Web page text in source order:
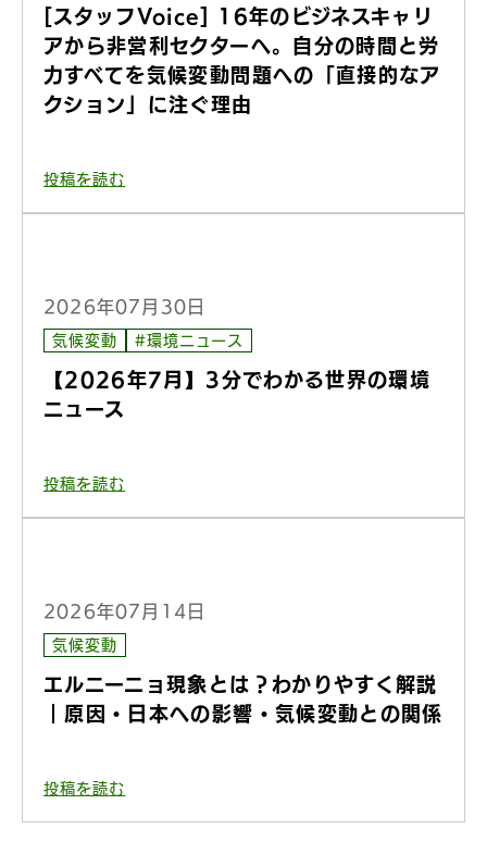
[スタッフVoice] 16年のビジネスキャリ
アから非営利セクターへ。自分の時間と労
力すべてを気候変動問題への「直接的なア
クション」に注ぐ理由
投稿を読む
2026年07月30日
気候変動 #環境ニュース
【2026年7月】3分でわかる世界の環境
ニュース
投稿を読む
2026年07月14日
気候変動
エルニーニョ現象とは？わかりやすく解説
｜原因・日本への影響・気候変動との関係
投稿を読む